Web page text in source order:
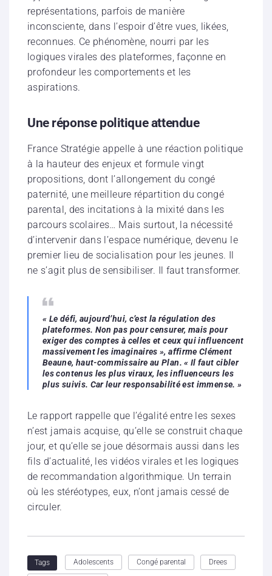
représentations, parfois de manière
inconsciente, dans l’espoir d’être vues, likées,
reconnues. Ce phénomène, nourri par les
logiques virales des plateformes, façonne en
profondeur les comportements et les
aspirations.
Une réponse politique attendue
France Stratégie appelle à une réaction politique
à la hauteur des enjeux et formule vingt
propositions, dont l’allongement du congé
paternité, une meilleure répartition du congé
parental, des incitations à la mixité dans les
parcours scolaires… Mais surtout, la nécessité
d’intervenir dans l’espace numérique, devenu le
premier lieu de socialisation pour les jeunes. Il
ne s’agit plus de sensibiliser. Il faut transformer.
« Le défi, aujourd’hui, c’est la régulation des
plateformes. Non pas pour censurer, mais pour
exiger des comptes à celles et ceux qui influencent
massivement les imaginaires », affirme Clément
Beaune, haut-commissaire au Plan. « Il faut cibler
les contenus les plus viraux, les influenceurs les
plus suivis. Car leur responsabilité est immense. »
Le rapport rappelle que l’égalité entre les sexes
n’est jamais acquise, qu’elle se construit chaque
jour, et qu’elle se joue désormais aussi dans les
fils d’actualité, les vidéos virales et les logiques
de recommandation algorithmique. Un terrain
où les stéréotypes, eux, n’ont jamais cessé de
circuler.
Tags Adolescents Congé parental Drees